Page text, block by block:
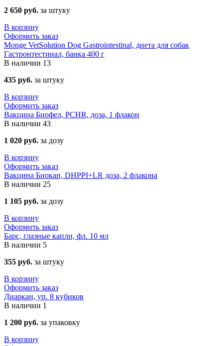
2 650 руб. за штуку
В корзину
Оформить заказ
Monge VetSolution Dog Gastrointestinal, диета для собак
Гастронтестинал, банка 400 г
В наличии 13
435 руб. за штуку
В корзину
Оформить заказ
Вакцина Биофел, PCHR, доза, 1 флакон
В наличии 43
1 020 руб. за дозу
В корзину
Оформить заказ
Вакцина Биокан, DHPPI+LR доза, 2 флакона
В наличии 25
1 105 руб. за дозу
В корзину
Оформить заказ
Барс, глазные капли, фл. 10 мл
В наличии 5
355 руб. за штуку
В корзину
Оформить заказ
Диаркан, уп. 8 кубиков
В наличии 1
1 200 руб. за упаковку
В корзину